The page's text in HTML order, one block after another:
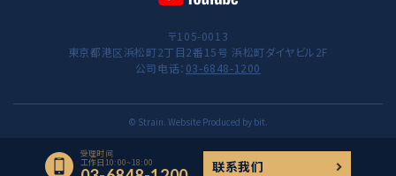
〒105-0013
東京都港区浜松町2丁目2番15号 浜松町ダイヤビル2F
公司电话： 03-6848-1200
© Strain. Website Produced by bit.
受理时间
工作日10:00~18:00 联系我们